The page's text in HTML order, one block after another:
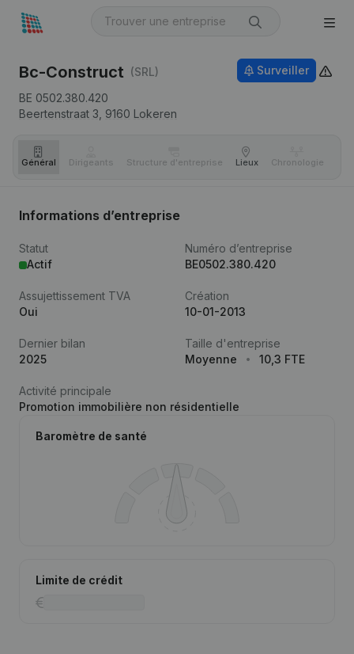
Bc-Construct (SRL)
BE 0502.380.420
Beertenstraat 3, 9160 Lokeren
Surveiller
Général Dirigeants Structure d'entreprise Lieux Chronologie
Informations d’entreprise
Statut
Actif
Numéro d’entreprise
BE0502.380.420
Assujettissement TVA
Oui
Création
10-01-2013
Dernier bilan
2025
Taille d'entreprise
Moyenne
10,3 FTE
Activité principale
Promotion immobilière non résidentielle
Baromètre de santé
Limite de crédit